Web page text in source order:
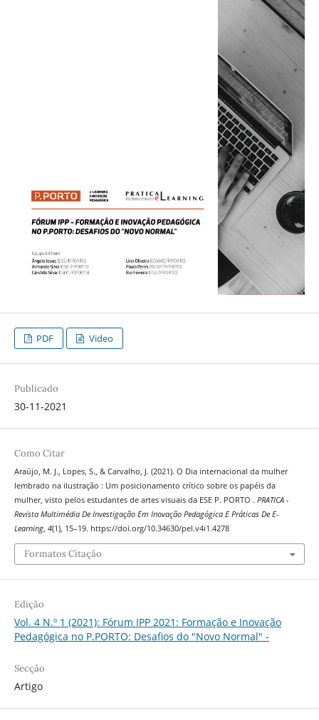
PDF Video
Publicado
30-11-2021
Como Citar
Araújo, M. J., Lopes, S., & Carvalho, J. (2021). O Dia internacional da mulher
lembrado na ilustração : Um posicionamento crítico sobre os papéis da
mulher, visto pelos estudantes de artes visuais da ESE P. PORTO . PRATICA -
Revista Multimédia De Investigação Em Inovação Pedagógica E Práticas De E-
Learning, 4(1), 15–19. https://doi.org/10.34630/pel.v4i1.4278
Formatos Citação
Edição
Vol. 4 N.º 1 (2021): Fórum IPP 2021: Formação e Inovação
Pedagógica no P.PORTO: Desafios do "Novo Normal" -
Secção
Artigo